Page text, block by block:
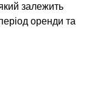
залежить
оренди та